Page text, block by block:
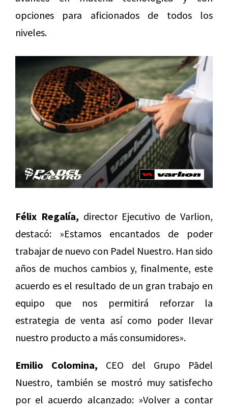
opciones para aficionados de todos los
niveles.
Félix Regalía, director Ejecutivo de Varlion,
destacó: »Estamos encantados de poder
trabajar de nuevo con Padel Nuestro. Han sido
años de muchos cambios y, finalmente, este
acuerdo es el resultado de un gran trabajo en
equipo que nos permitirá reforzar la
estrategia de venta así como poder llevar
nuestro producto a más consumidores».
Emilio Colomina, CEO del Grupo Pādel
Nuestro, también se mostró muy satisfecho
por el acuerdo alcanzado: »Volver a contar